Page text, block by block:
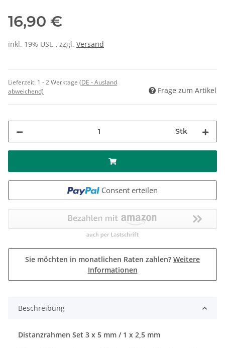
16,90 €
inkl. 19% USt. , zzgl. Versand
Lieferzeit: 1 - 2 Werktage (DE - Ausland
abweichend)
Frage zum Artikel
Stk
Consent erteilen
Sie möchten in monatlichen Raten zahlen? Weitere
Informationen
Beschreibung
Distanzrahmen Set 3 x 5 mm / 1 x 2,5 mm